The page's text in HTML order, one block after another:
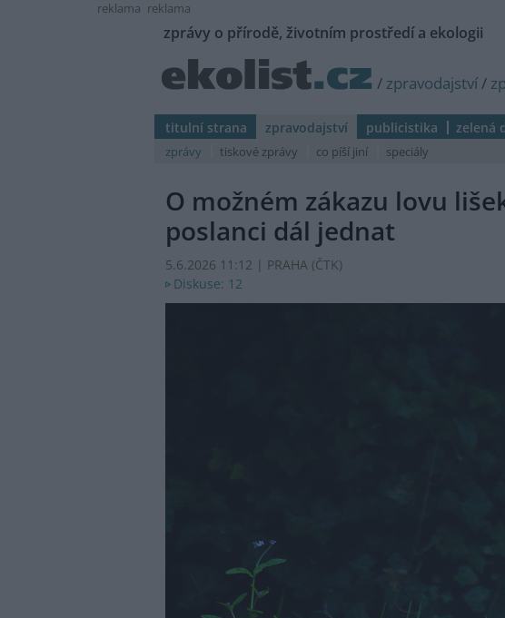
reklama reklama
zprávy o přírodě, životním prostředí a ekologii
/ zpravodajství/
titulní strana zpravodajství publicistika zelená
zprávy tiskové zprávy co píší jiní speciály
O možném zákazu lovu
poslanci dál jednat
5.6.2026 11:12 | PRAHA (ČTK)
Diskuse: 12